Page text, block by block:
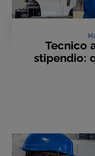
Tecnico
stipendio: